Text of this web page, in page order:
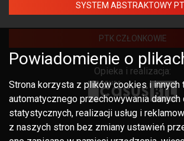
SYSTEM ABSTRAKTOWY
PTK CZŁONKOWIE
Opieka i realizacja:
Powiadomienie o
Strona korzysta z plików cookies i innych
automatycznego przechowywania danych
statystycznych, realizacji usług i
z naszych stron bez zmiany ustawień